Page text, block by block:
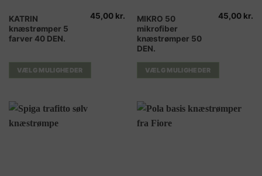
KATRIN
knæstrømper 5
farver 40 DEN.
45,00 kr.
VÆLG MULIGHEDER
Dette
vare
har
varianter.
Mulighederne
vælges
varesiden
MIKRO 50
mikrofiber
knæstrømper 50
DEN.
45,00 kr.
VÆLG MULIGHEDER
Dette
vare
har
flere
varianter.
Mulighederne
vælges
varesiden